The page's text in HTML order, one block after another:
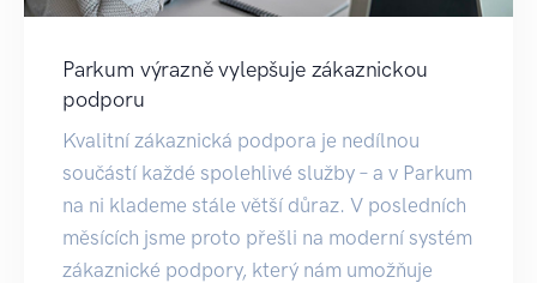
Parkum výrazně vylepšuje zákaznickou
podporu
Kvalitní zákaznická podpora je nedílnou
součástí každé spolehlivé služby – a v Parkum
na ni klademe stále větší důraz. V posledních
měsících jsme proto přešli na moderní systém
zákaznické podpory, který nám umožňuje